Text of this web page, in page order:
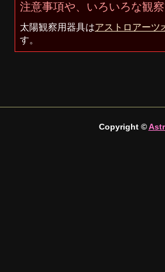
注意事項や、いろいろな観
太陽観察用器具はアストロアーツ
す。
Copyright ©